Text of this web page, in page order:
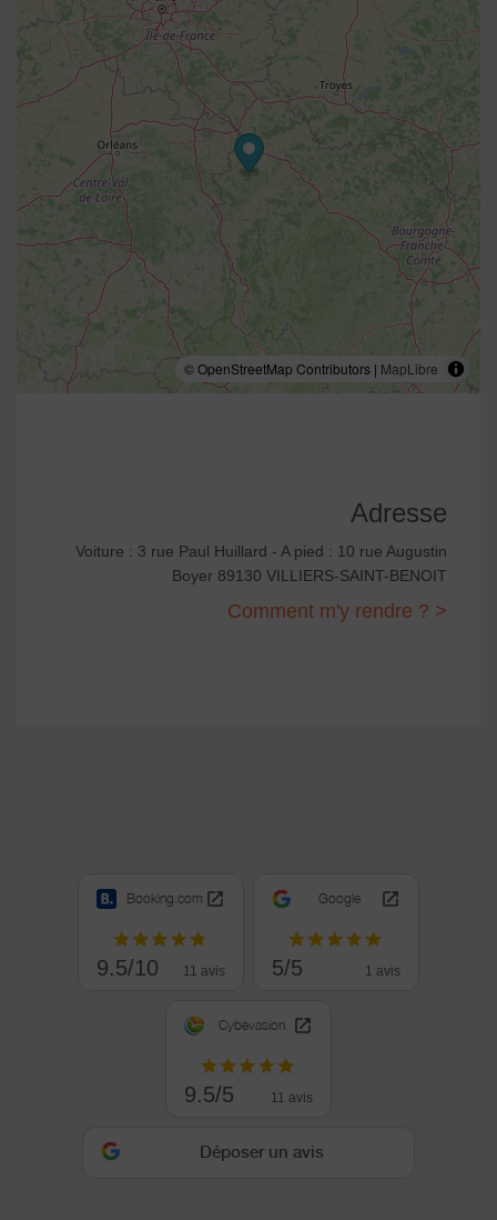
© OpenStreetMap Contributors | MapLibre
Adresse
Voiture : 3 rue Paul Huillard - A pied : 10 rue Augustin
Boyer 89130 VILLIERS-SAINT-BENOIT
Comment m'y rendre ? >
Booking.com
9.5/10 11 avis
Google
5/5 1 avis
Cybevasion
9.5/5 11 avis
Déposer un avis